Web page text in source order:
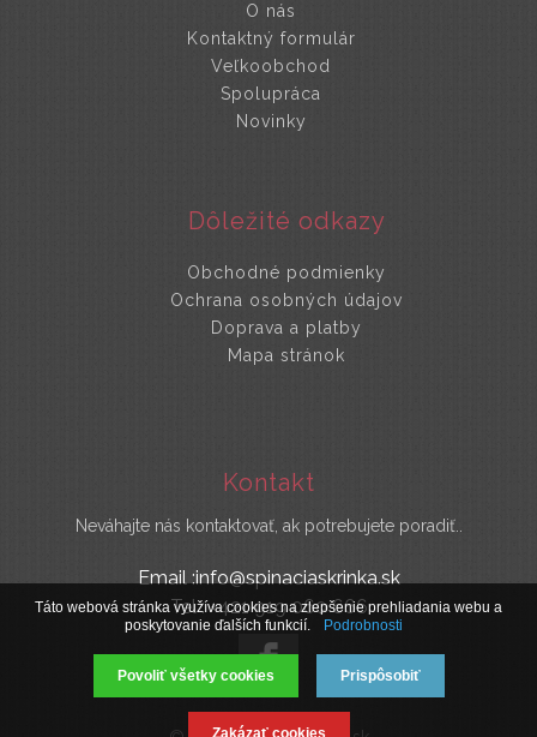
O nás
Kontaktný formulár
Veľkoobchod
Spolupráca
Novinky
Dôležité odkazy
Obchodné podmienky
Ochrana osobných údajov
Doprava a platby
Mapa stránok
Kontakt
Neváhajte nás kontaktovať, ak potrebujete poradiť..
Email :info@spinaciaskrinka.sk
Tel : +421 919 060 666
Táto webová stránka využíva cookies na zlepšenie prehliadania webu a
poskytovanie ďalších funkcií.
Podrobnosti
Povoliť všetky cookies Prispôsobiť
Zakázať cookies